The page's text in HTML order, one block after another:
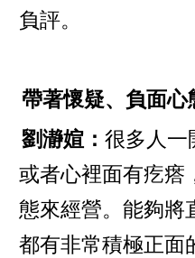
負評。
帶著懷疑、負面心
劉瀞媗： 很多人一
或者心裡面有疙瘩
態來經營。能夠將
都有非常積極正面